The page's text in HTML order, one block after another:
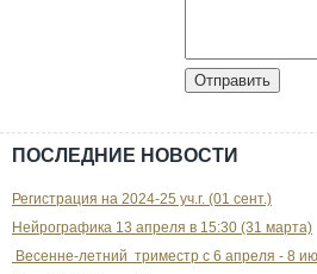
ПОСЛЕДНИЕ НОВОСТИ
Регистрация на 2024-25 уч.г. (01 сент.)
Нейрографика 13 апреля в 15:30 (31 марта)
Весенне-летний триместр с 6 апреля - 8